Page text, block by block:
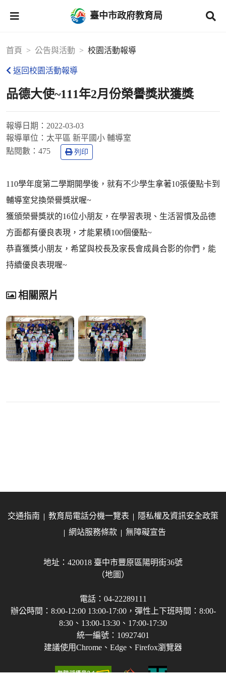
臺中市政府教育局
首頁 公告與活動 校園活動報導
返回校園活動報導
品德大使~111年2月份榮譽獎狀獲獎
報導日期： 2022-03-03
報導單位： 太平區 新平國小 輔導室
點閱數： 475 列印
110學年度第二學期開學後，就有不少學生拿著10張優點卡到
輔導室兌換榮譽獎狀喔~
獲頒榮譽獎狀的16位小朋友，在學習表現、生活習慣及品德
方面都有優良表現，才能累積100個優點~
恭喜獲獎小朋友，希望與校長及家長會成員合影的你們，能
持續優良表現喔~
相關照片
交通指南 教育局電話分機一覽表
隱私權及資訊安全政策
網站服務條款
無障礙宣告
地址：420018 臺中市豐原區陽明街36號
（地圖）
電話：04-22289111
辦公時間：8:00-12:00 13:00-17:00，彈性上下班時間：8:00-
8:30、13:00-13:30、17:00-17:30
統一編號：10927401
建議使用Chrome、Edge、Firefox瀏覽器